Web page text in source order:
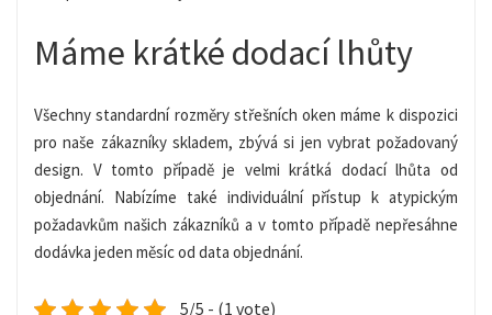
Máme krátké dodací lhůty
Všechny standardní rozměry střešních oken máme k dispozici
pro naše zákazníky skladem, zbývá si jen vybrat požadovaný
design. V tomto případě je velmi krátká dodací lhůta od
objednání. Nabízíme také individuální přístup k atypickým
požadavkům našich zákazníků a v tomto případě nepřesáhne
dodávka jeden měsíc od data objednání.
5/5 - (1 vote)